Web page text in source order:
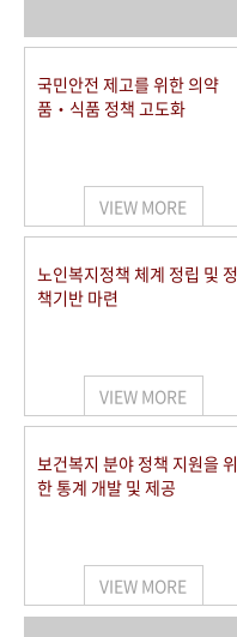
국민안전 제고를 위한 의약
품‧식품 정책 고도화
VIEW MORE
노인복지정책 체계 정립 및 정
책기반 마련
VIEW MORE
보건복지 분야 정책 지원을 위
한 통계 개발 및 제공
VIEW MORE